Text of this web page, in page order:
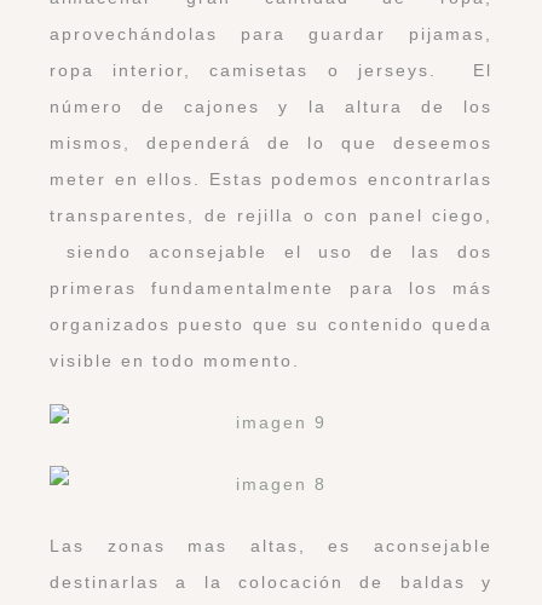
aprovechándolas para guardar pijamas,
ropa interior, camisetas o jerseys. El
número de cajones y la altura de los
mismos, dependerá de lo que deseemos
meter en ellos. Estas podemos encontrarlas
transparentes, de rejilla o con panel ciego,
siendo aconsejable el uso de las dos
primeras fundamentalmente para los más
organizados puesto que su contenido queda
visible en todo momento.
Las zonas mas altas, es aconsejable
destinarlas a la colocación de baldas y